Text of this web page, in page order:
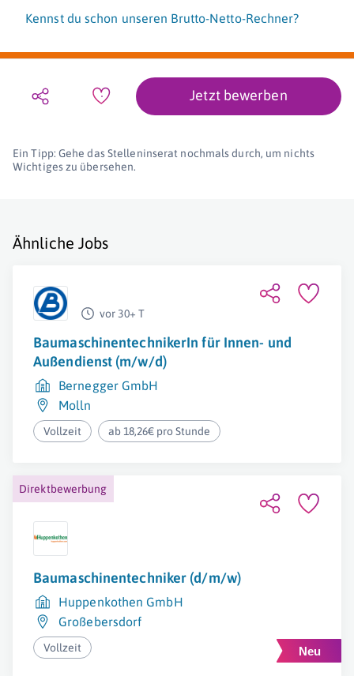
Kennst du schon unseren Brutto-Netto-Rechner?
Jetzt bewerben
Ein Tipp: Gehe das Stelleninserat nochmals durch, um nichts
Wichtiges zu übersehen.
Ähnliche Jobs
vor 30+ T
BaumaschinentechnikerIn für Innen- und
Außendienst (m/w/d)
Bernegger GmbH
Molln
Vollzeit ab 18,26€ pro Stunde
Direktbewerbung
Baumaschinentechniker (d/m/w)
Huppenkothen GmbH
Großebersdorf
Vollzeit